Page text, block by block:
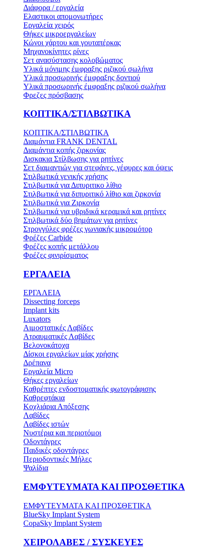
Διάφορα / εργαλεία
Ελαστικοι απομονωτήρες
Εργαλεία χειρός
Θήκες μικροεργαλείων
Κώνοι χάρτου και γουταπέρκας
Μηχανοκίνητες ρίνες
Σετ ανασύστασης κολοβώματος
Υλικά μόνιμης έμφραξης ριζικού σωλήνα
Υλικά προσωρινής έμφραξης δοντιού
Υλικά προσωρινής έμφραξης ριζικού σωλήνα
Φρεζες πρόσβασης
ΚΟΠΤΙΚΑ/ΣΤΙΛΒΩΤΙΚΑ
ΚΟΠΤΙΚΑ/ΣΤΙΛΒΩΤΙΚΑ
Διαμάντια FRANK DENTAL
Διαμάντια κοπής ζιρκονίας
Δισκακια Στίλβωσης για ρητίνες
Σετ διαμαντιών για στεφάνες, γέφυρες και όψεις
Στιλβωτικά γενικής χρήσης
Στιλβωτικά για Διπυριτικο λίθιο
Στιλβωτικά για διπυριτικό λίθιο και ζιρκονία
Στιλβωτικά για Ζιρκονία
Στιλβωτικά για υβριδικά κεραμικά και ρητίνες
Στιλβωτικά δύο βημάτων για ρητίνες
Στρογγύλες φρέζες γωνιακής μικρομότορ
Φρέζες Carbide
Φρέζες κοπής μετάλλου
Φρέζες φινιρίσματος
ΕΡΓΑΛΕΙΑ
ΕΡΓΑΛΕΙΑ
Dissecting forceps
Implant kits
Luxators
Αιμοστατικές Λαβίδες
Ατραυματικές Λαβίδες
Βελονοκάτοχα
Δίσκοι εργαλείων μίας χρήσης
Δρέπανα
Εργαλεία Micro
Θήκες εργαλείων
Καθρέπτες ενδοστοματικής φωτογράφισης
Καθρεφτάκια
Κοχλιάρια Απόξεσης
Λαβίδες
Λαβίδες ιστών
Νυστέρια και περιοτόμοι
Οδοντάγρες
Παιδικές οδοντάγρες
Περιοδοντικές Μήλες
Ψαλίδια
ΕΜΦΥΤΕΥΜΑΤΑ ΚΑΙ ΠΡΟΣΘΕΤΙΚΑ
ΕΜΦΥΤΕΥΜΑΤΑ ΚΑΙ ΠΡΟΣΘΕΤΙΚΑ
BlueSky Implant System
CopaSky Implant System
ΧΕΙΡΟΛΑΒΕΣ / ΣΥΣΚΕΥΕΣ